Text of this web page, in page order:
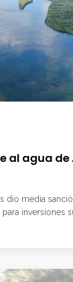
al agua
dio media
inversiones